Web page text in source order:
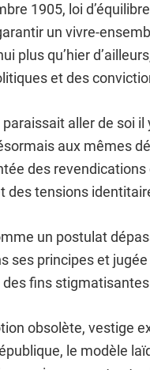
1905, loi
un vivre-
plus qu’hier
et des
aller de soi il
aux mêmes
des
des tensions
un postulat
ses principes et
fins stigmatisantes
obsolète, vestige
le modèle